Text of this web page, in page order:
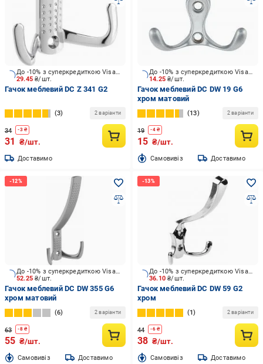
29.45₴/шт.
До -10% з суперкредиткою Visa Вигода
Гачок меблевий DC Z 341 G2
3 2 варіанти
34 -3₴
31 ₴/шт.
Доставимо
14.25₴/шт.
До -10% з суперкредиткою Visa Вигода
Гачок меблевий DC DW 19 G6
хром матовий
13 2 варіанти
19 -4₴
15 ₴/шт.
Cамовивіз Доставимо
52.25₴/шт.
До -10% з суперкредиткою Visa Вигода
Гачок меблевий DC DW 355 G6
хром матовий
6 2 варіанти
63 -8₴
55 ₴/шт.
Cамовивіз Доставимо
36.10₴/шт.
До -10% з суперкредиткою Visa Вигода
Гачок меблевий DC DW 59 G2
хром
1 2 варіанти
44 -6₴
38 ₴/шт.
Cамовивіз Доставимо